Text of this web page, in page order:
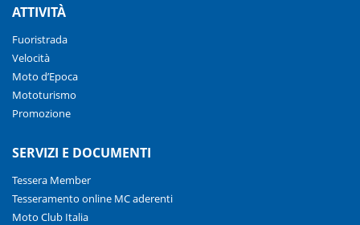
ATTIVITÀ
Fuoristrada
Velocità
Moto d’Epoca
Mototurismo
Promozione
SERVIZI E DOCUMENTI
Tessera Member
Tesseramento online MC aderenti
Moto Club Italia